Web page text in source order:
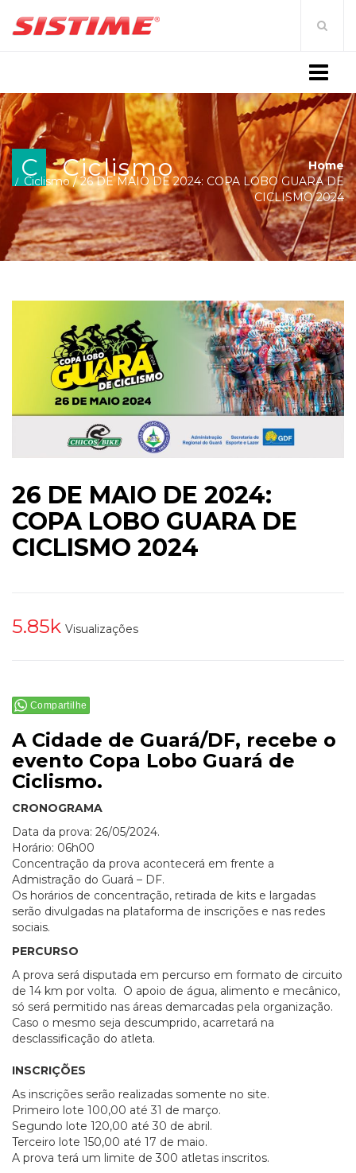
C Ciclismo
Home
Ciclismo /26 DE MAIO DE 2024: COPA LOBO GUARA DE
CICLISMO 2024
26 DE MAIO DE 2024:
COPA LOBO GUARA DE
CICLISMO 2024
5.85k Visualizações
Compartilhe
A Cidade de Guará/DF, recebe o
evento Copa Lobo Guará de
Ciclismo.
CRONOGRAMA
Data da prova: 26/05/2024.
Horário: 06h00
Concentração da prova acontecerá em frente a
Admistração do Guará – DF.
Os horários de concentração, retirada de kits e largadas
serão divulgadas na plataforma de inscrições e nas redes
sociais.
PERCURSO
A prova será disputada em percurso em formato de circuito
de 14 km por volta. O apoio de água, alimento e mecânico,
só será permitido nas áreas demarcadas pela organização.
Caso o mesmo seja descumprido, acarretará na
desclassificação do atleta.
INSCRIÇÕES
As inscrições serão realizadas somente no site.
Primeiro lote 100,00 até 31 de março.
Segundo lote 120,00 até 30 de abril.
Terceiro lote 150,00 até 17 de maio.
A prova terá um limite de 300 atletas inscritos.